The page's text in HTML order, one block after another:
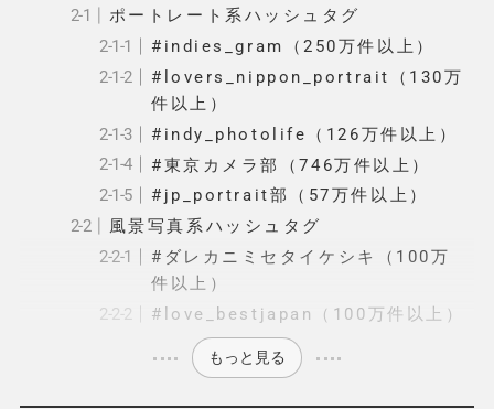
ポートレート系ハッシュタグ
#indies_gram（250万件以上）
#lovers_nippon_portrait（130万
件以上）
#indy_photolife（126万件以上）
#東京カメラ部（746万件以上）
#jp_portrait部（57万件以上）
風景写真系ハッシュタグ
#ダレカニミセタイケシキ（100万
件以上）
#love_bestjapan（100万件以上）
もっと見る